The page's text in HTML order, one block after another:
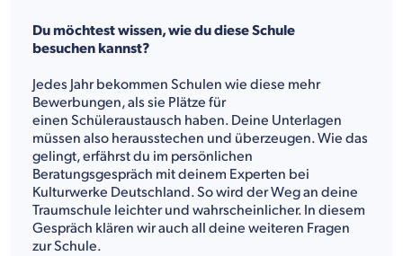
Du möchtest wissen, wie du diese Schule
besuchen kannst?
Jedes Jahr bekommen Schulen wie diese mehr
Bewerbungen, als sie Plätze für
einen Schüleraustausch haben. Deine Unterlagen
müssen also herausstechen und überzeugen. Wie das
gelingt, erfährst du im persönlichen
Beratungsgespräch mit deinem Experten bei
Kulturwerke Deutschland. So wird der Weg an deine
Traumschule leichter und wahrscheinlicher. In diesem
Gespräch klären wir auch all deine weiteren Fragen
zur Schule.